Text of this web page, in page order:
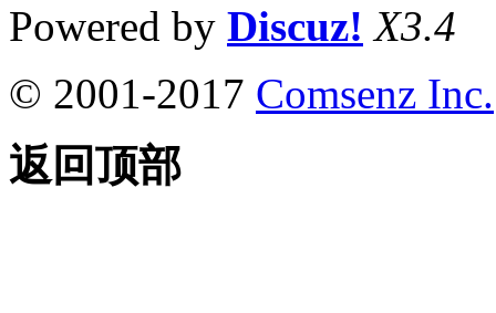
Powered by Discuz! X3.4
© 2001-2017 Comsenz Inc.
返回顶部